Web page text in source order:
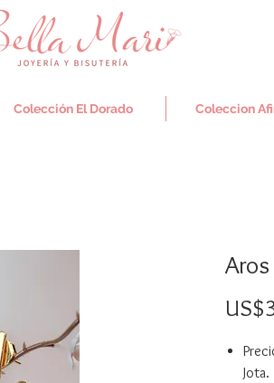
Colección El Dorado Coleccion
Jota.